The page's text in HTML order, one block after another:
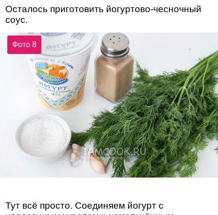
Осталось приготовить йогуртово-чесночный
соус.
Фото 8
Тут всё просто. Соединяем йогурт с